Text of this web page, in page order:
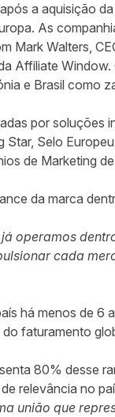
a aquisição
As
Mark Walters,
Affiliate
e Brasil como
por soluções
Selo
de Marketing
da marca
operamos
cada
há menos de 6
faturamento
80% desse
relevância no
união que